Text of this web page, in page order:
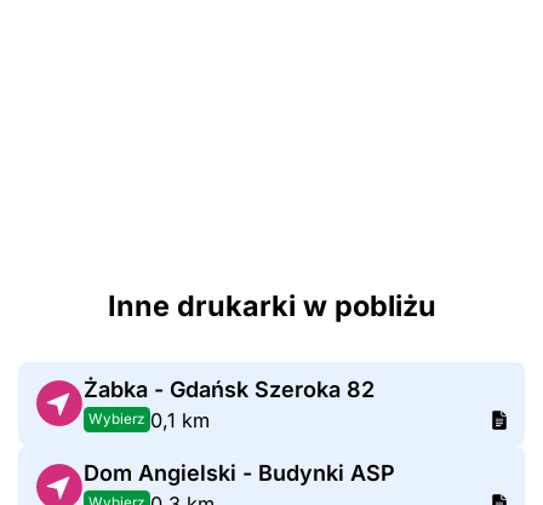
Inne drukarki w pobliżu
Żabka - Gdańsk Szeroka 82
Wybierz 0,1 km
Dom Angielski - Budynki ASP